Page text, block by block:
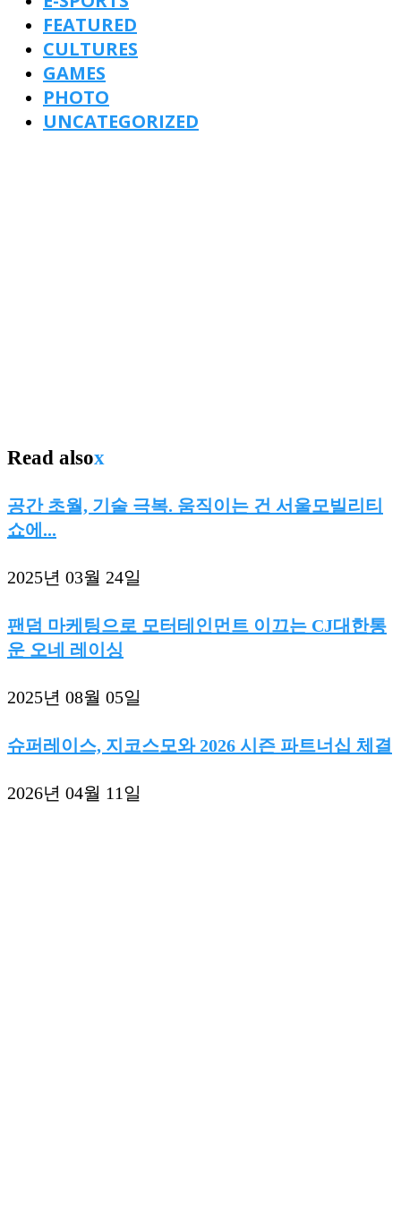
FEATURED
CULTURES
GAMES
PHOTO
UNCATEGORIZED
Read alsox
공간 초월, 기술 극복. 움직이는 건 서울모빌리티
쇼에...
2025년 03월 24일
팬덤 마케팅으로 모터테인먼트 이끄는 CJ대한통
운 오네 레이싱
2025년 08월 05일
슈퍼레이스, 지코스모와 2026 시즌 파트너십 체결
2026년 04월 11일